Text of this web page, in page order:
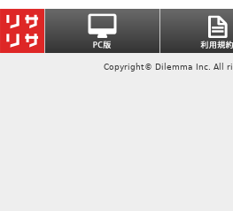
Copyright© Dilemma Inc. All